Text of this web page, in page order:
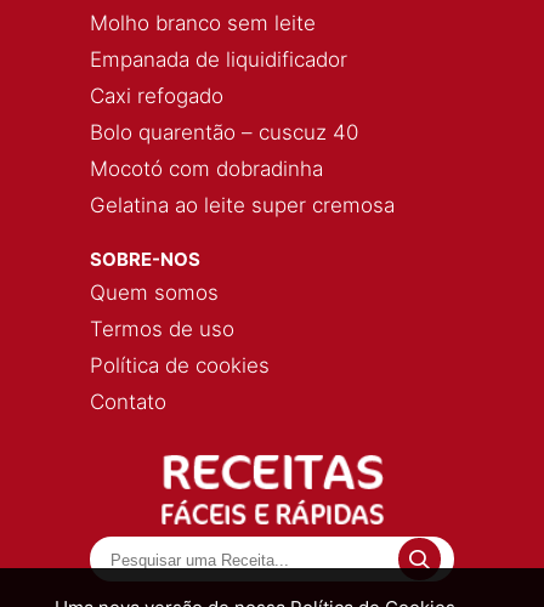
Molho branco sem leite
Empanada de liquidificador
Caxi refogado
Bolo quarentão – cuscuz 40
Mocotó com dobradinha
Gelatina ao leite super cremosa
SOBRE-NOS
Quem somos
Termos de uso
Política de cookies
Contato